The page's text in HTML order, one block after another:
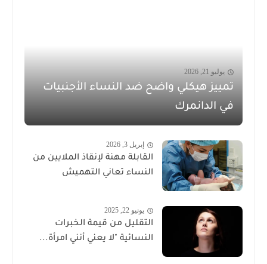
يوليو 21, 2026
تمييز هيكلي واضح ضد النساء الأجنبيات
في الدانمرك
إبريل 3, 2026
القابلة مهنة لإنقاذ الملايين من
النساء تعاني التهميش
يونيو 22, 2025
التقليل من قيمة الخبرات
النسائية "لا يعني أنني امرأة...